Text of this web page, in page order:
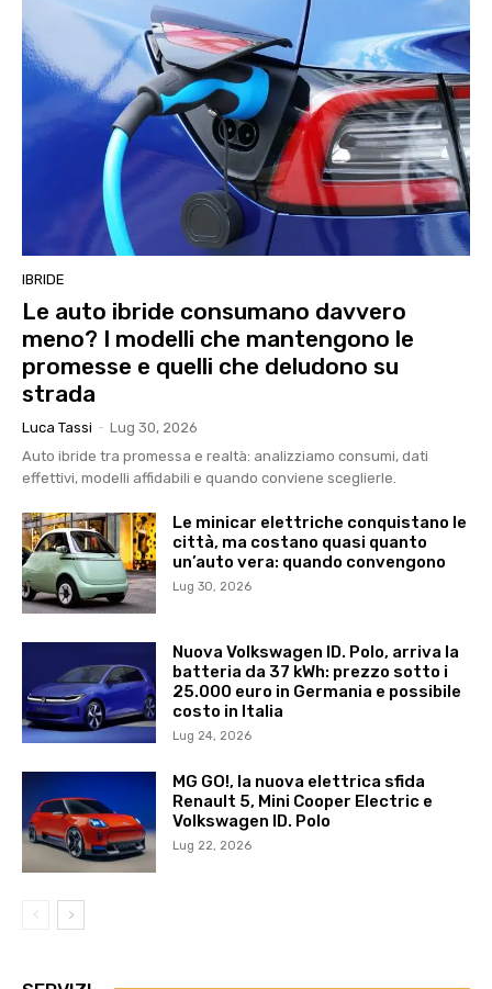
IBRIDE
Le auto ibride consumano davvero
meno? I modelli che mantengono le
promesse e quelli che deludono su
strada
Luca Tassi - Lug 30, 2026
Auto ibride tra promessa e realtà: analizziamo consumi, dati
effettivi, modelli affidabili e quando conviene sceglierle.
Le minicar elettriche conquistano le
città, ma costano quasi quanto
un’auto vera: quando convengono
Lug 30, 2026
Nuova Volkswagen ID. Polo, arriva la
batteria da 37 kWh: prezzo sotto i
25.000 euro in Germania e possibile
costo in Italia
Lug 24, 2026
MG GO!, la nuova elettrica sfida
Renault 5, Mini Cooper Electric e
Volkswagen ID. Polo
Lug 22, 2026